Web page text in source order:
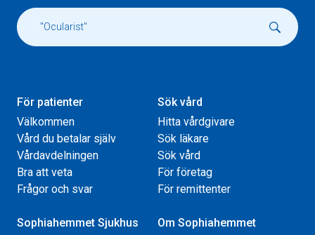
För patienter
Välkommen
Vård du betalar själv
Vårdavdelningen
Bra att veta
Frågor och svar
Sök vård
Hitta vårdgivare
Sök läkare
Sök vård
För företag
För remittenter
Sophiahemmet Sjukhus
Om Sophiahemmet